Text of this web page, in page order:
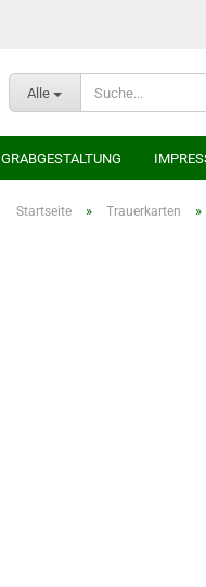
Alle
GRABGESTALTUNG
Startseite » Trauerkarten »